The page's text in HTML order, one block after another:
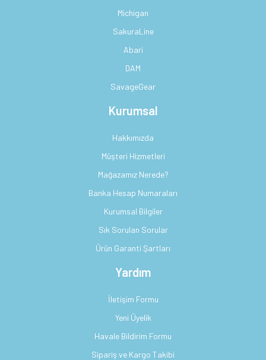
Michigan
SakuraLine
Abari
DAM
SavageGear
Kurumsal
Hakkımızda
Müşteri Hizmetleri
Mağazamız Nerede?
Banka Hesap Numaraları
Kurumsal Bilgiler
Sık Sorulan Sorular
Ürün Garanti Şartları
Yardım
İletişim Formu
Yeni Üyelik
Havale Bildirim Formu
Sipariş ve Kargo Takibi